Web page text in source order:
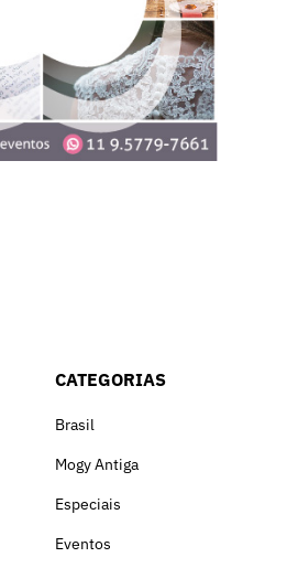
CATEGORIAS
Brasil
Mogy Antiga
Especiais
Eventos